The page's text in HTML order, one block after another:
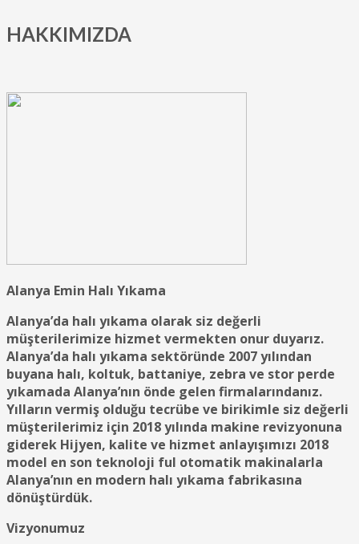
HAKKIMIZDA
Alanya Emin Halı Yıkama
Alanya’da halı yıkama olarak siz değerli
müşterilerimize hizmet vermekten onur duyarız.
Alanya’da halı yıkama sektöründe 2007 yılından
buyana halı, koltuk, battaniye, zebra ve stor perde
yıkamada Alanya’nın önde gelen firmalarındanız.
Yılların vermiş olduğu tecrübe ve birikimle siz değerli
müşterilerimiz için 2018 yılında makine revizyonuna
giderek Hijyen, kalite ve hizmet anlayışımızı 2018
model en son teknoloji ful otomatik makinalarla
Alanya’nın en modern halı yıkama fabrikasına
dönüştürdük.
Vizyonumuz